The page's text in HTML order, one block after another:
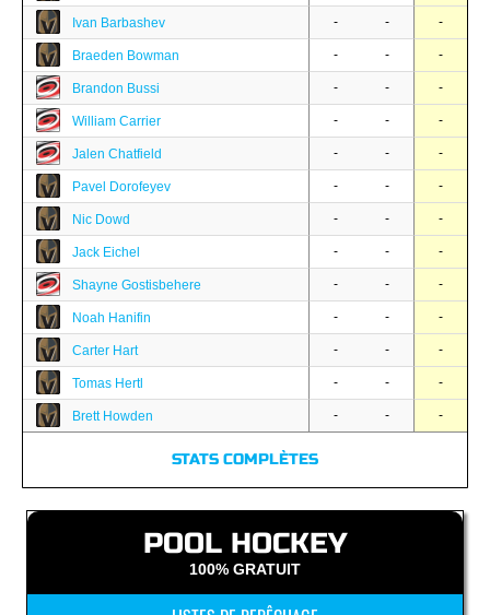
Ivan Barbashev - - -
Braeden Bowman - - -
Brandon Bussi - - -
William Carrier - - -
Jalen Chatfield - - -
Pavel Dorofeyev - - -
Nic Dowd - - -
Jack Eichel - - -
Shayne Gostisbehere - - -
Noah Hanifin - - -
Carter Hart - - -
Tomas Hertl - - -
Brett Howden - - -
STATS COMPLÈTES
POOL HOCKEY
100% GRATUIT